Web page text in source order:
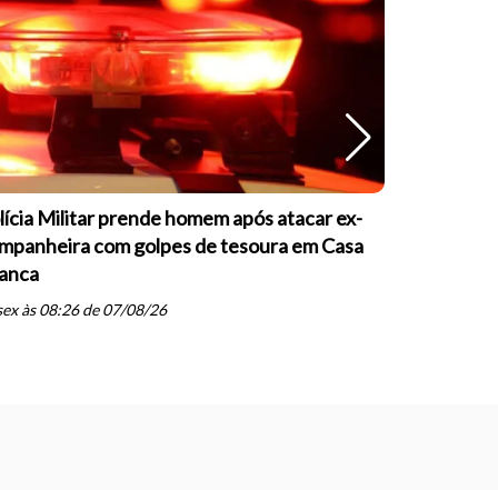
Militar prende homem após atacar ex-
com golpes de tesoura em Casa
às 08:26 de 07/08/26